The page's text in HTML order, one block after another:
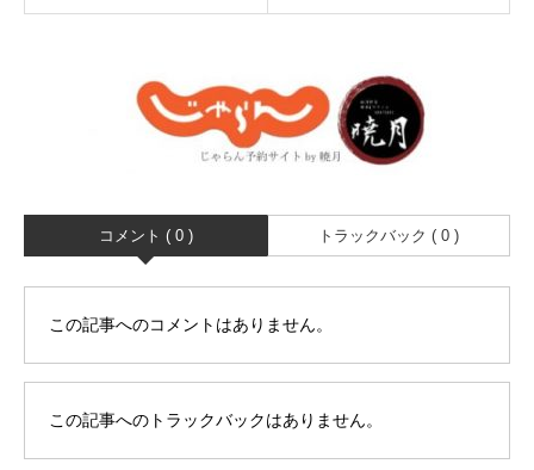
コメント ( 0 ) トラックバック ( 0 )
この記事へのコメントはありません。
この記事へのトラックバックはありません。